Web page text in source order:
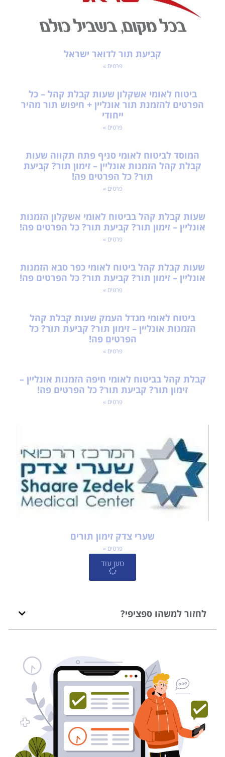
קביעת תור לדואר ישראל
פרטים »
ביטוח לאומי אשקלון שעות קבלת קהל – כל
הפרטים להזמנת תור אונליין + חיפוש תור מהיר
ייחודי
פרטים »
המוסד לביטוח לאומי סניף פתח תקווה שעות
קבלת קהל הזמנות אונליין – זימון תור? קביעת
תור? כל הפרטים פה!
פרטים »
שעות קבלת קהל בביטוח לאומי אשקלון הזמנות
אונליין – זימון תור? קביעת תור? כל הפרטים פה!
פרטים »
שעות קבלת קהל ביטוח לאומי כפר סבא הזמנות
אונליין – זימון תור? קביעת תור? כל הפרטים פה!
פרטים »
ביטוח לאומי מגדל העמק שעות קבלת קהל
הזמנות אונליין – זימון תור? קביעת תור? כל
הפרטים פה!
פרטים »
קבלת קהל בביטוח לאומי חיפה הזמנות אונליין –
זימון תור? קביעת תור? כל הפרטים פה!
פרטים »
שערי צדק זימון תורים
פרטים »
טען עוד
לחזור למשהו ספציפי?